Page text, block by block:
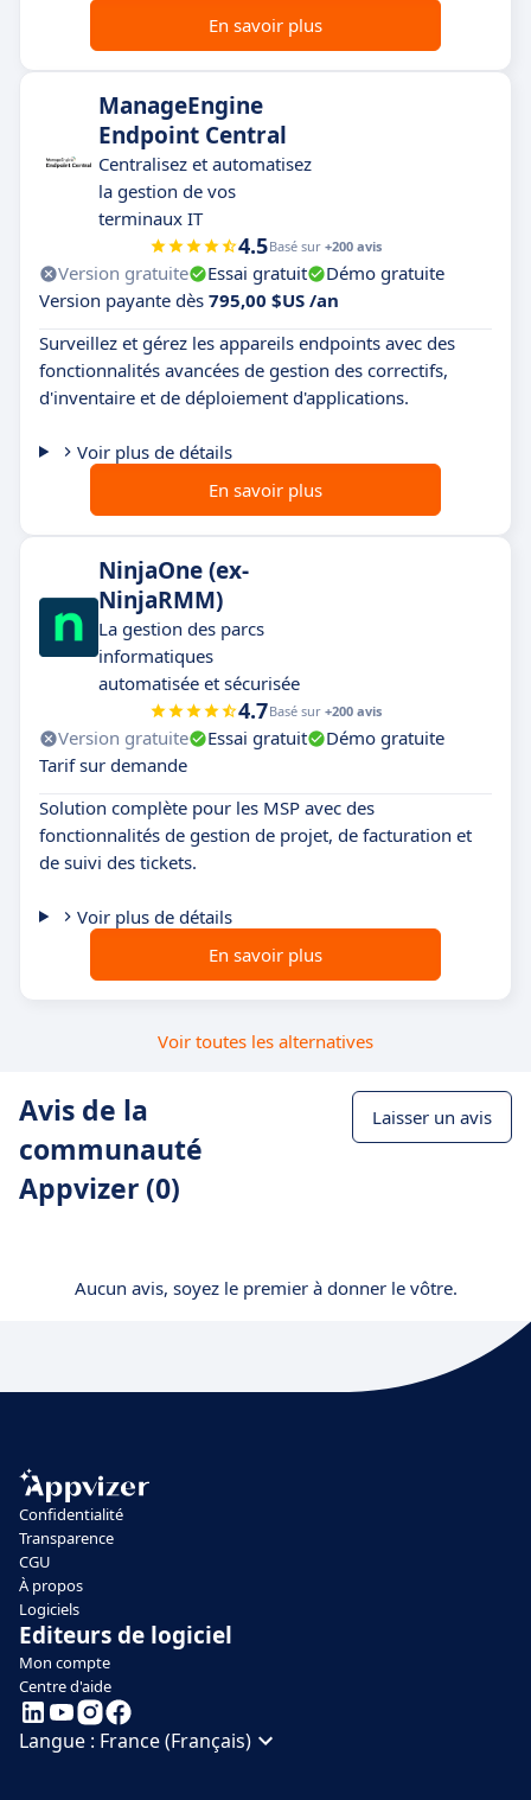
En savoir plus
ManageEngine
Endpoint Central
Centralisez et automatisez
la gestion de vos
terminaux IT
4.5Basé sur +200 avis
Version gratuite Essai gratuit
Démo gratuite
Version payante dès 795,00 $US /an
Surveillez et gérez les appareils endpoints avec des
fonctionnalités avancées de gestion des correctifs,
d'inventaire et de déploiement d'applications.
Voir plus de détails
En savoir plus
NinjaOne (ex-
NinjaRMM)
La gestion des parcs
informatiques
automatisée et sécurisée
4.7Basé sur +200 avis
Version gratuite Essai gratuit
Démo gratuite
Tarif sur demande
Solution complète pour les MSP avec des
fonctionnalités de gestion de projet, de facturation et
de suivi des tickets.
Voir plus de détails
En savoir plus
Voir toutes les alternatives
Avis de la
communauté
Appvizer (0)
Laisser un avis
Aucun avis, soyez le premier à donner le vôtre.
Confidentialité
Transparence
CGU
À propos
Logiciels
Editeurs de logiciel
Mon compte
Centre d'aide
Langue : France (Français)